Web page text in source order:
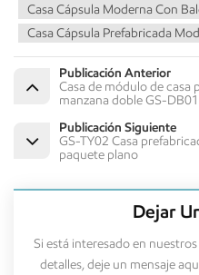
Casa Cápsula Moderna Con
Casa Cápsula Prefabricada
Publicación Anterior
Casa de módulo de casa
manzana doble GS-DB01
Publicación Siguiente
GS-TY02 Casa
paquete plano
Dejar
Si está interesado en
detalles, deje un mensaje